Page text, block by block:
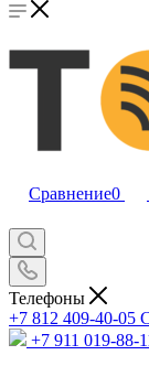
Сравнение0
Телефоны
+7 812 409-40-05
+7 911 019-88-